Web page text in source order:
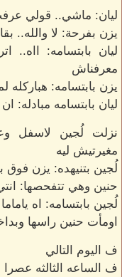
ليان: ماشي.. قولي
يزن بفرحة: لا والله..
ليان بابتسامه:
معرفناش
يزن بابتسامه: هباركله
ليان بابتسامه مبادله:
نزلت لُجين لاسفل
مغيرتيش ليه
لُجين بتنيهده: يزن فوق
حنين وهي تتفحصها:
لُجين بابتسامه: اه
اومأت حنين راسها
ف اليوم التالي
ف الساعه الثالثه عصرا